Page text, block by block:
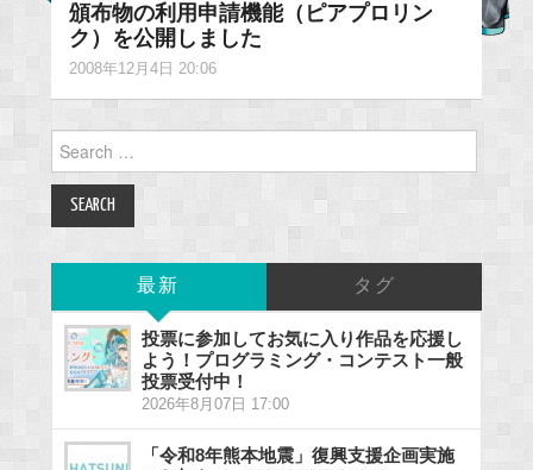
頒布物の利用申請機能（ピアプロリン
ク）を公開しました
2008年12月4日 20:06
Search
for:
最新 タグ
投票に参加してお気に入り作品を応援し
よう！プログラミング・コンテスト一般
投票受付中！
2026年8月07日 17:00
「令和8年熊本地震」復興支援企画実施